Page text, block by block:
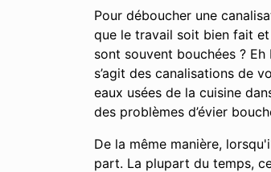
Pour déboucher une
que le travail soit bien fait
sont souvent bouchées ?
s’agit des canalisations de
eaux usées de la cuisine
des problèmes d’évier
De la même manière,
part. La plupart du temps,